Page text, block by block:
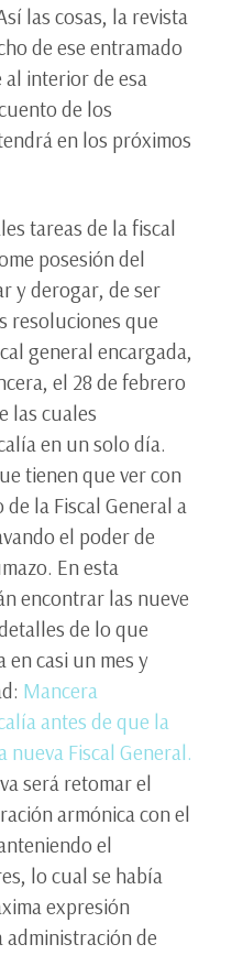
las cosas, la revista
de ese entramado
interior de esa
de los
en los próximos
tareas de la fiscal
posesión del
y derogar, de ser
resoluciones que
general encargada,
el 28 de febrero
las cuales
en un solo día.
tienen que ver con
la Fiscal General a
el poder de
En esta
encontrar las nueve
de lo que
casi un mes y
Mancera
antes de que la
nueva Fiscal General.
será retomar el
armónica con el
el
lo cual se había
expresión
de